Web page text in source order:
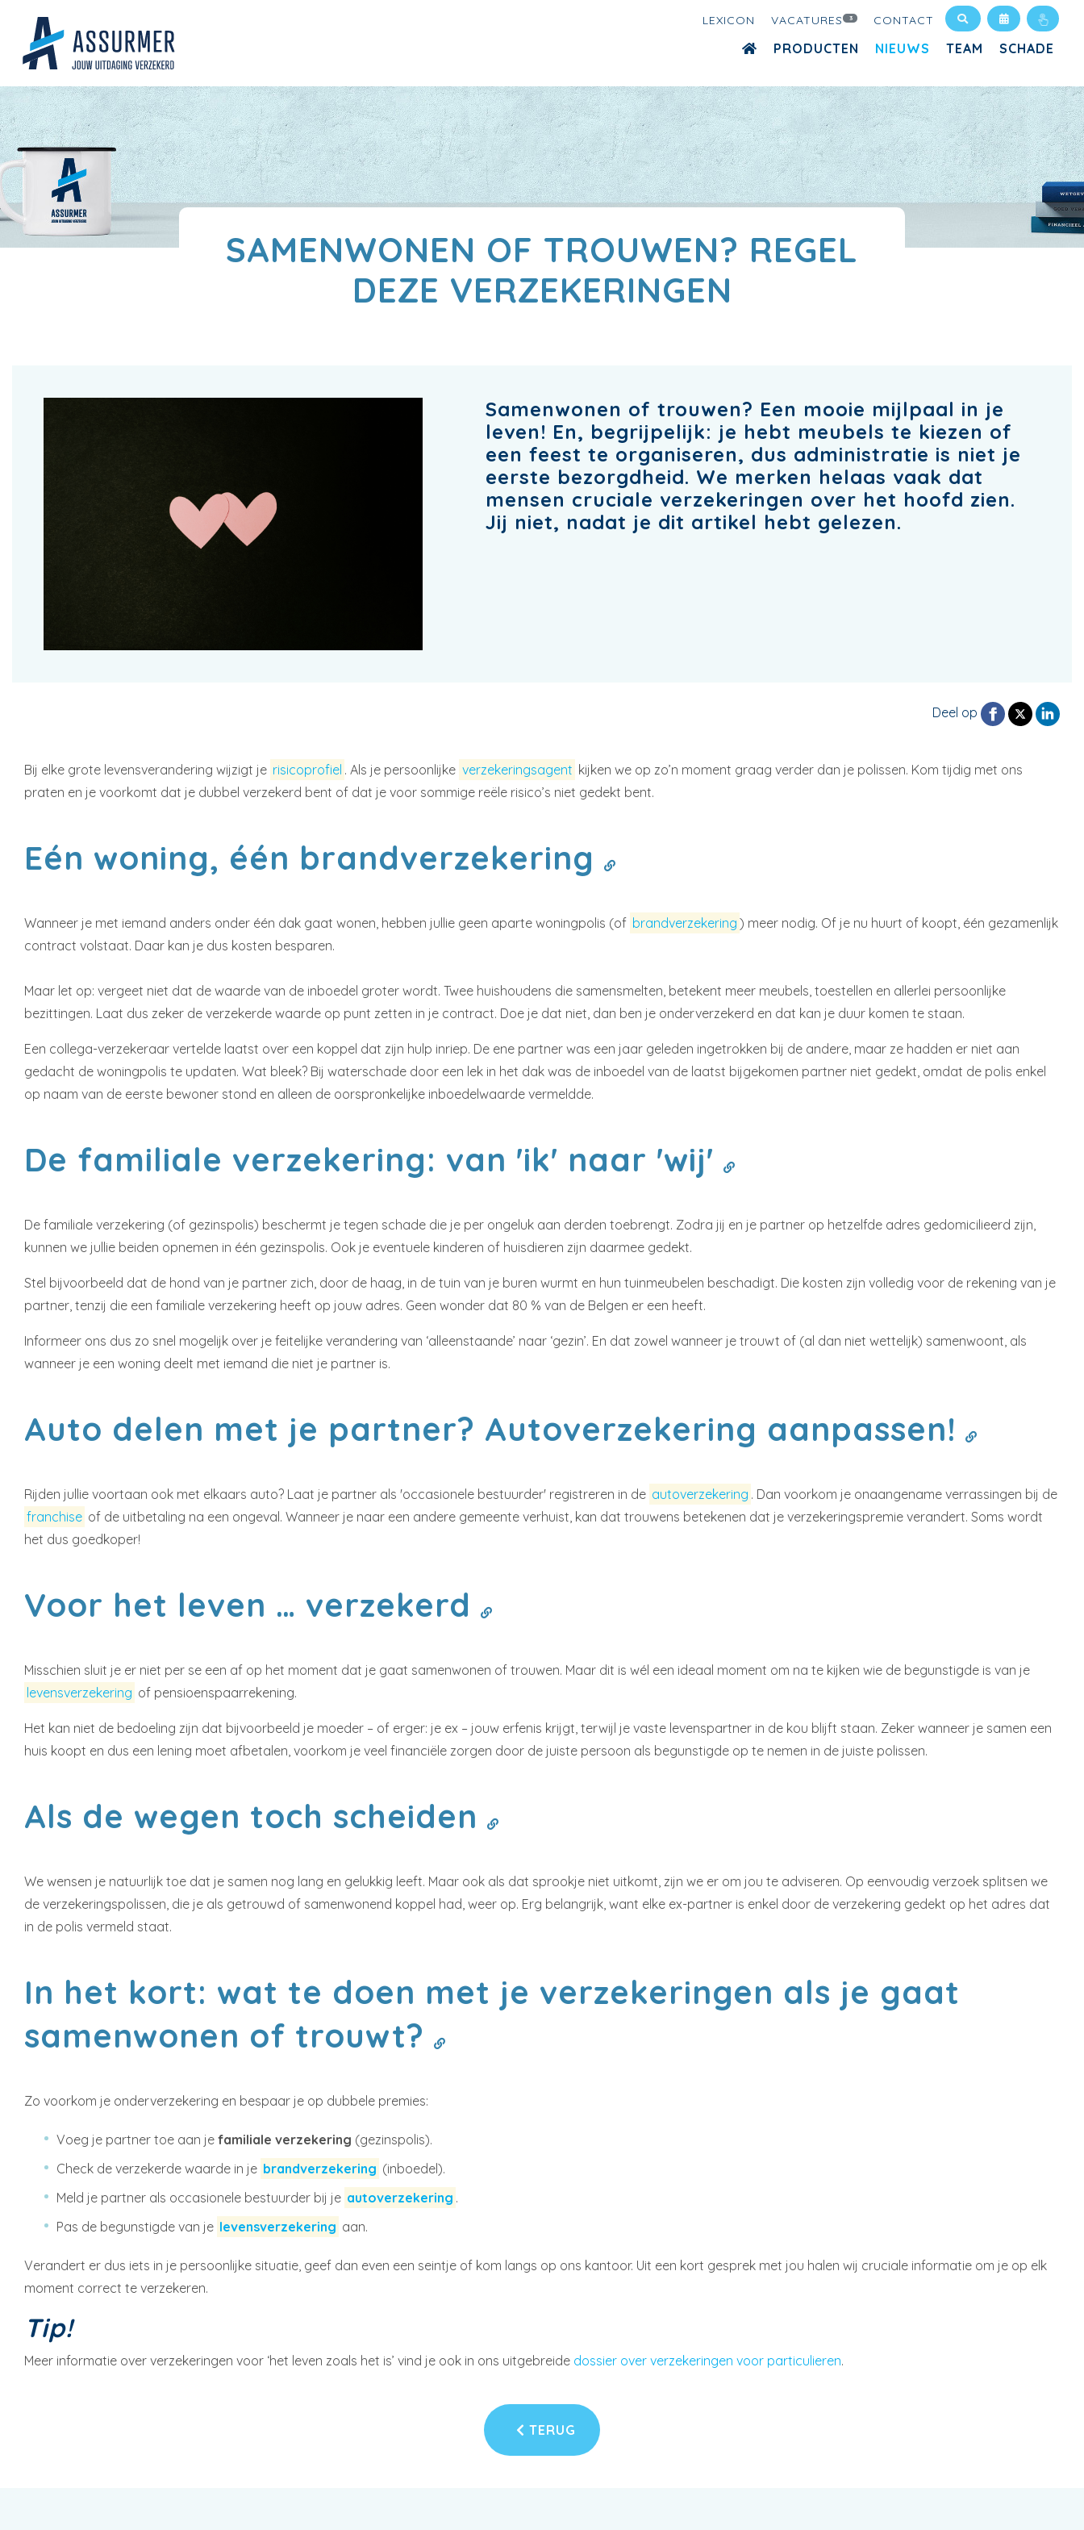
LEXICON VACATURES 3 CONTACT
PRODUCTEN NIEUWS TEAM SCHADE
SAMENWONEN OF TROUWEN? REGEL
DEZE VERZEKERINGEN
Samenwonen of trouwen? Een mooie mijlpaal in je
leven! En, begrijpelijk: je hebt meubels te kiezen of
een feest te organiseren, dus administratie is niet je
eerste bezorgdheid. We merken helaas vaak dat
mensen cruciale verzekeringen over het hoofd zien.
Jij niet, nadat je dit artikel hebt gelezen.
Deel op
Bij elke grote levensverandering wijzigt je risicoprofiel . Als je persoonlijke verzekeringsagent kijken we op zo’n moment graag verder dan je polissen. Kom tijdig met ons
praten en je voorkomt dat je dubbel verzekerd bent of dat je voor sommige reële risico’s niet gedekt bent.
Eén woning, één brandverzekering
Wanneer je met iemand anders onder één dak gaat wonen, hebben jullie geen aparte woningpolis (of brandverzekering ) meer nodig. Of je nu huurt of koopt, één gezamenlijk
contract volstaat. Daar kan je dus kosten besparen.
Maar let op: vergeet niet dat de waarde van de inboedel groter wordt. Twee huishoudens die samensmelten, betekent meer meubels, toestellen en allerlei persoonlijke
bezittingen. Laat dus zeker de verzekerde waarde op punt zetten in je contract. Doe je dat niet, dan ben je onderverzekerd en dat kan je duur komen te staan.
Een collega-verzekeraar vertelde laatst over een koppel dat zijn hulp inriep. De ene partner was een jaar geleden ingetrokken bij de andere, maar ze hadden er niet aan
gedacht de woningpolis te updaten. Wat bleek? Bij waterschade door een lek in het dak was de inboedel van de laatst bijgekomen partner niet gedekt, omdat de polis enkel
op naam van de eerste bewoner stond en alleen de oorspronkelijke inboedelwaarde vermeldde.
De familiale verzekering: van 'ik' naar 'wij'
De familiale verzekering (of gezinspolis) beschermt je tegen schade die je per ongeluk aan derden toebrengt. Zodra jij en je partner op hetzelfde adres gedomicilieerd zijn,
kunnen we jullie beiden opnemen in één gezinspolis. Ook je eventuele kinderen of huisdieren zijn daarmee gedekt.
Stel bijvoorbeeld dat de hond van je partner zich, door de haag, in de tuin van je buren wurmt en hun tuinmeubelen beschadigt. Die kosten zijn volledig voor de rekening van je
partner, tenzij die een familiale verzekering heeft op jouw adres. Geen wonder dat 80 % van de Belgen er een heeft.
Informeer ons dus zo snel mogelijk over je feitelijke verandering van ‘alleenstaande’ naar ‘gezin’. En dat zowel wanneer je trouwt of (al dan niet wettelijk) samenwoont, als
wanneer je een woning deelt met iemand die niet je partner is.
Auto delen met je partner? Autoverzekering aanpassen!
Rijden jullie voortaan ook met elkaars auto? Laat je partner als 'occasionele bestuurder' registreren in de autoverzekering . Dan voorkom je onaangename verrassingen bij de
franchise of de uitbetaling na een ongeval. Wanneer je naar een andere gemeente verhuist, kan dat trouwens betekenen dat je verzekeringspremie verandert. Soms wordt
het dus goedkoper!
Voor het leven … verzekerd
Misschien sluit je er niet per se een af op het moment dat je gaat samenwonen of trouwen. Maar dit is wél een ideaal moment om na te kijken wie de begunstigde is van je
levensverzekering of pensioenspaarrekening.
Het kan niet de bedoeling zijn dat bijvoorbeeld je moeder – of erger: je ex – jouw erfenis krijgt, terwijl je vaste levenspartner in de kou blijft staan. Zeker wanneer je samen een
huis koopt en dus een lening moet afbetalen, voorkom je veel financiële zorgen door de juiste persoon als begunstigde op te nemen in de juiste polissen.
Als de wegen toch scheiden
We wensen je natuurlijk toe dat je samen nog lang en gelukkig leeft. Maar ook als dat sprookje niet uitkomt, zijn we er om jou te adviseren. Op eenvoudig verzoek splitsen we
de verzekeringspolissen, die je als getrouwd of samenwonend koppel had, weer op. Erg belangrijk, want elke ex-partner is enkel door de verzekering gedekt op het adres dat
in de polis vermeld staat.
In het kort: wat te doen met je verzekeringen als je gaat
samenwonen of trouwt?
Zo voorkom je onderverzekering en bespaar je op dubbele premies:
Voeg je partner toe aan je familiale verzekering (gezinspolis).
Check de verzekerde waarde in je brandverzekering (inboedel).
Meld je partner als occasionele bestuurder bij je autoverzekering .
Pas de begunstigde van je levensverzekering aan.
Verandert er dus iets in je persoonlijke situatie, geef dan even een seintje of kom langs op ons kantoor. Uit een kort gesprek met jou halen wij cruciale informatie om je op elk
moment correct te verzekeren.
Tip!
Meer informatie over verzekeringen voor ‘het leven zoals het is’ vind je ook in ons uitgebreide dossier over verzekeringen voor particulieren.
TERUG